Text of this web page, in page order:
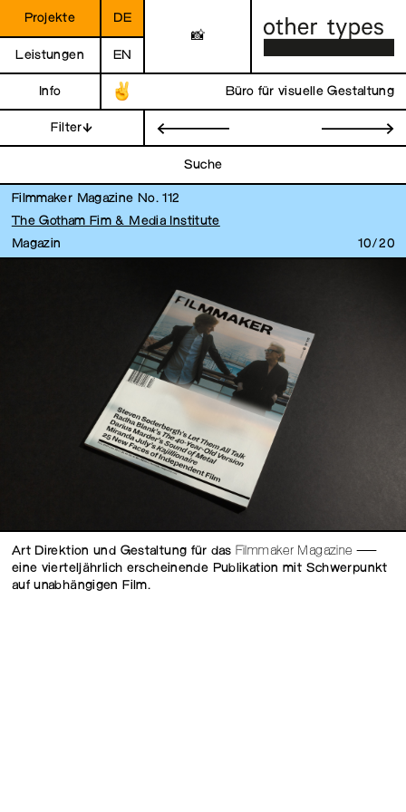
Projekte
Leistungen
Info
Filter
📸
Büro für visuelle Gestaltung
DE
EN
← →
Suche
Filmmaker Magazine No. 112
The Gotham Fim & Media Institute
Magazin
10/20
Art Direktion und Gestaltung für das Filmmaker Magazine —
eine vierteljährlich erscheinende Publikation mit Schwerpunkt
auf unabhängigen Film.